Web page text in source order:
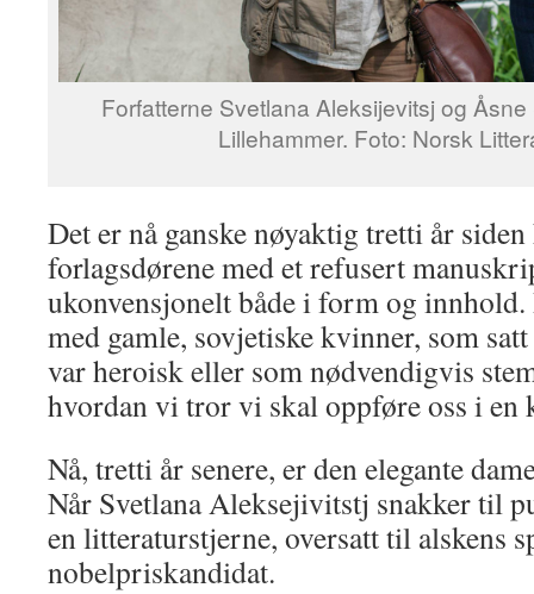
Forfatterne Svetlana Aleksijevitsj og
Lillehammer. Foto: Norsk
Det er nå ganske nøyaktig tretti år
forlagsdørene med et refusert
ukonvensjonelt både i form og
med gamle, sovjetiske kvinner, som
var heroisk eller som nødvendigvis
hvordan vi tror vi skal oppføre oss i en
Nå, tretti år senere, er den elegante
Når Svetlana Aleksejivitstj snakker til
en litteraturstjerne, oversatt til alskens
nobelpriskandidat.